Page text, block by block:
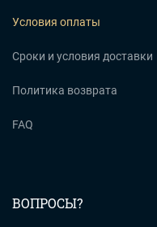
Условия оплаты
Сроки и условия доставки
Политика возврата
FAQ
ВОПРОСЫ?